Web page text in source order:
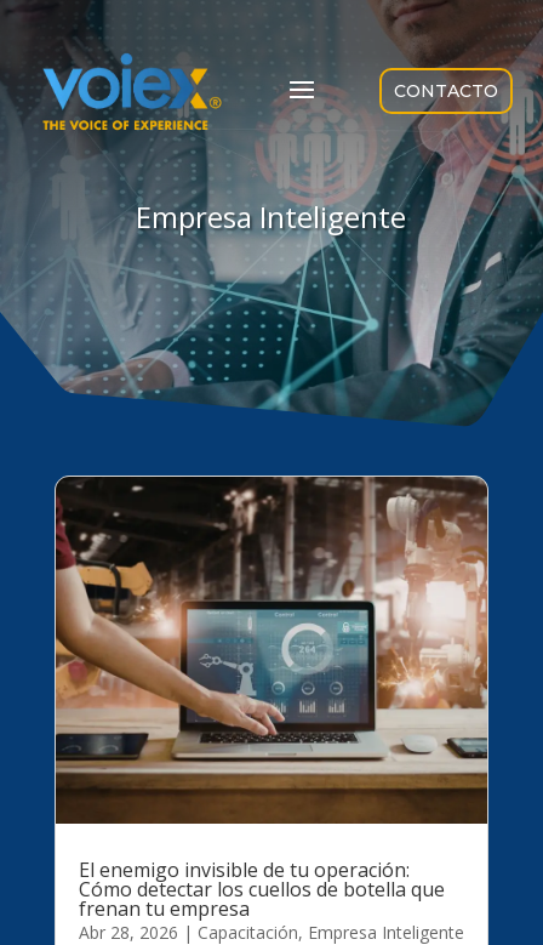
CONTACTO
Empresa Inteligente
El enemigo invisible de tu operación:
Cómo detectar los cuellos de botella que
frenan tu empresa
Abr 28, 2026 | Capacitación, Empresa Inteligente